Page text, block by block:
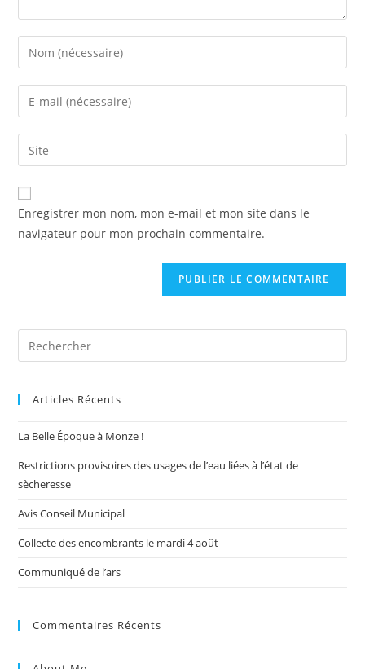
Enter
your
name
comment
Enter
your
email
address
comment
Saisir
l’URL
de
votre
(facultatif)
Enregistrer mon nom, mon e-mail et mon site dans le
navigateur pour mon prochain commentaire.
Articles Récents
La Belle Époque à Monze !
Restrictions provisoires des usages de l’eau liées à l’état de
sècheresse
Avis Conseil Municipal
Collecte des encombrants le mardi 4 août
Communiqué de l’ars
Commentaires Récents